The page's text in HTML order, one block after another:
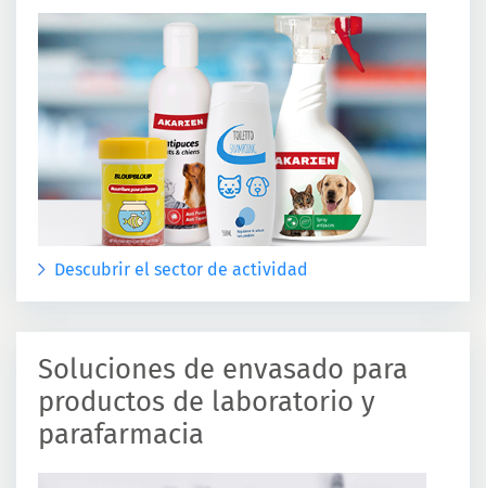
Descubrir el sector de actividad
Soluciones de envasado para
productos de laboratorio y
parafarmacia